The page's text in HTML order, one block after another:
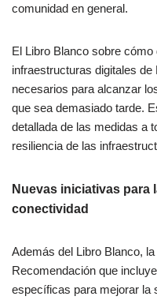
comunidad en general.
El Libro Blanco sobre
infraestructuras digitales
necesarios para alcanzar
que sea demasiado tarde.
detallada de las medidas a
resiliencia de las
Nuevas iniciativas para
conectividad
Además del Libro Blanco,
Recomendación que
específicas para mejorar la